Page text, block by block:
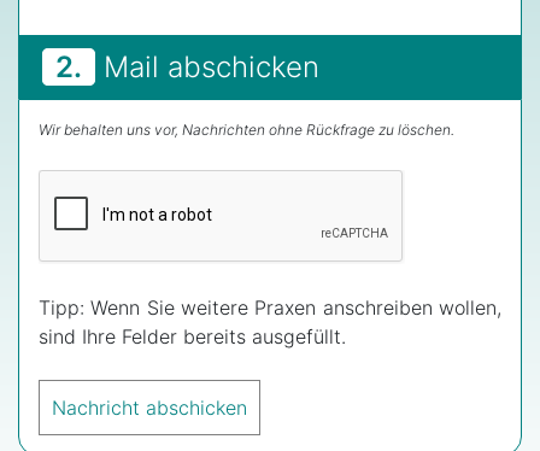
2. Mail abschicken
Wir behalten uns vor, Nachrichten ohne Rückfrage zu löschen.
Tipp: Wenn Sie weitere Praxen anschreiben wollen,
sind Ihre Felder bereits ausgefüllt.
Nachricht abschicken